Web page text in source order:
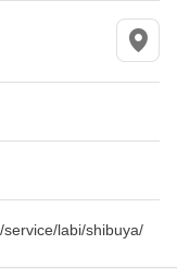
labi/shibuya/